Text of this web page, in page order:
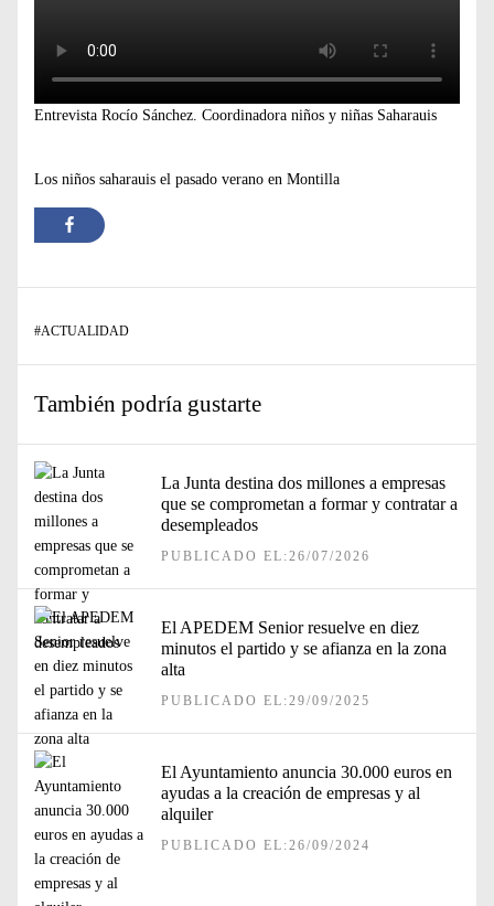
Entrevista Rocío Sánchez. Coordinadora niños y niñas Saharauis
Los niños saharauis el pasado verano en Montilla
#ACTUALIDAD
También podría gustarte
La Junta destina dos millones a empresas
que se comprometan a formar y contratar a
desempleados
PUBLICADO EL:26/07/2026
El APEDEM Senior resuelve en diez
minutos el partido y se afianza en la zona
alta
PUBLICADO EL:29/09/2025
El Ayuntamiento anuncia 30.000 euros en
ayudas a la creación de empresas y al
alquiler
PUBLICADO EL:26/09/2024